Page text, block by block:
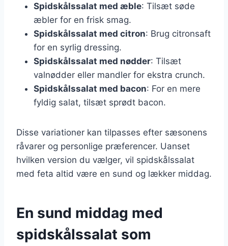
Spidskålssalat med æble: Tilsæt søde
æbler for en frisk smag.
Spidskålssalat med citron: Brug citronsaft
for en syrlig dressing.
Spidskålssalat med nødder: Tilsæt
valnødder eller mandler for ekstra crunch.
Spidskålssalat med bacon: For en mere
fyldig salat, tilsæt sprødt bacon.
Disse variationer kan tilpasses efter sæsonens
råvarer og personlige præferencer. Uanset
hvilken version du vælger, vil spidskålssalat
med feta altid være en sund og lækker middag.
En sund middag med
spidskålssalat som